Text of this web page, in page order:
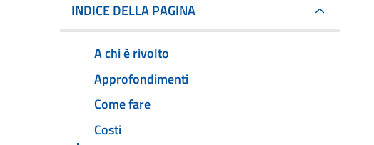
INDICE DELLA PAGINA
A chi è rivolto
Approfondimenti
Come fare
Costi